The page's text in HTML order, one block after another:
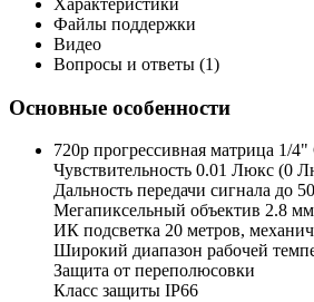
Файлы поддержки
Видео
Вопросы и ответы (1)
Основные особенности
720p прогрессивная матрица 1/
Чувствительность 0.01 Люкс (0
Дальность передачи сигнала до
Мегапиксельный объектив 2.8
ИК подсветка 20 метров,
Широкий диапазон рабочей
Защита от переполюсовки
Класс защиты IP66